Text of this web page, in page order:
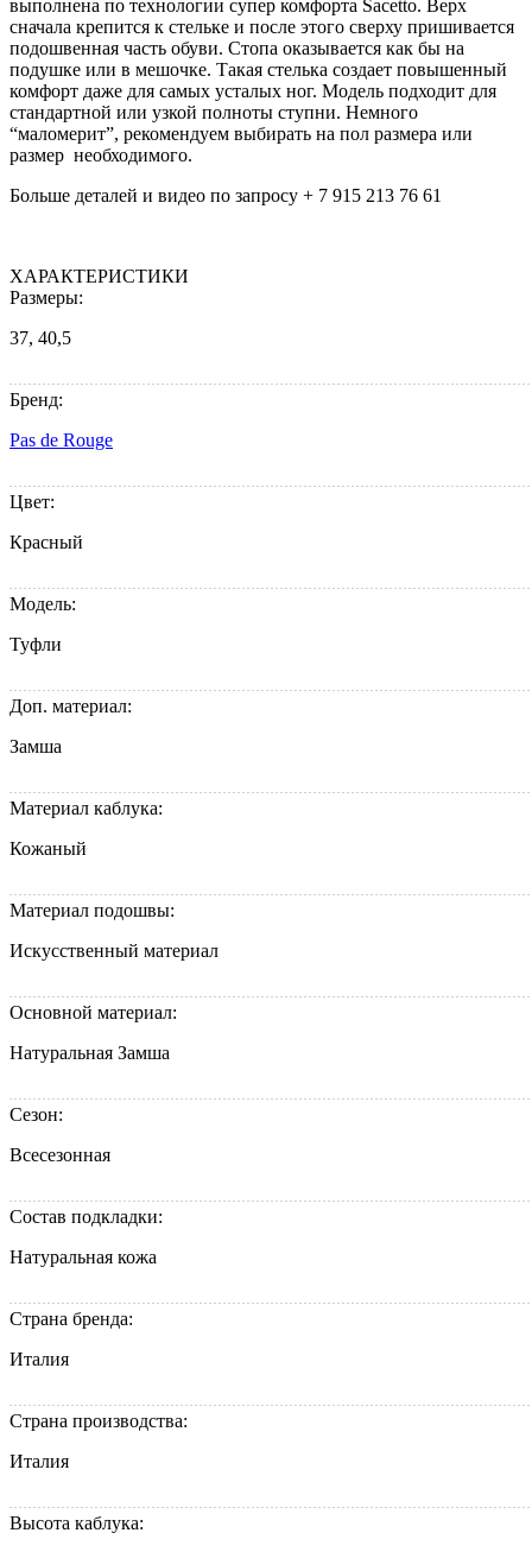
выполнена по технологии cупер комфорта Sacetto. Верх
сначала крепится к стельке и после этого сверху пришивается
подошвенная часть обуви. Стопа оказывается как бы на
подушке или в мешочке. Такая стелька создает повышенный
комфорт даже для самых усталых ног. Модель подходит для
стандартной или узкой полноты ступни. Немного
“маломерит”, рекомендуем выбирать на пол размера или
размер необходимого.
Больше деталей и видео по запросу + 7 915 213 76 61
ХАРАКТЕРИСТИКИ
Размеры:
37, 40,5
Бренд:
Pas de Rouge
Цвет:
Красный
Модель:
Туфли
Доп. материал:
Замша
Материал каблука:
Кожаный
Материал подошвы:
Искусственный материал
Основной материал:
Натуральная Замша
Сезон:
Всесезонная
Состав подкладки:
Натуральная кожа
Страна бренда:
Италия
Страна производства:
Италия
Высота каблука: